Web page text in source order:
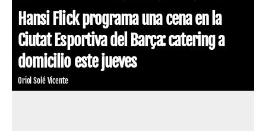
Hansi Flick programa una cena en la
Ciutat Esportiva del Barça: catering a
domicilio este jueves
Oriol Solé Vicente